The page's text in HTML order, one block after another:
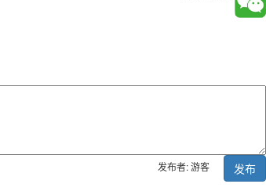
发布者: 游客 发布